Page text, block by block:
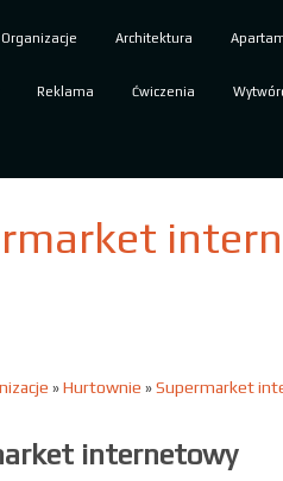
Organizacje Architektura
Reklama Ćwiczenia
»Hurtownie »Supermarket
internetowy